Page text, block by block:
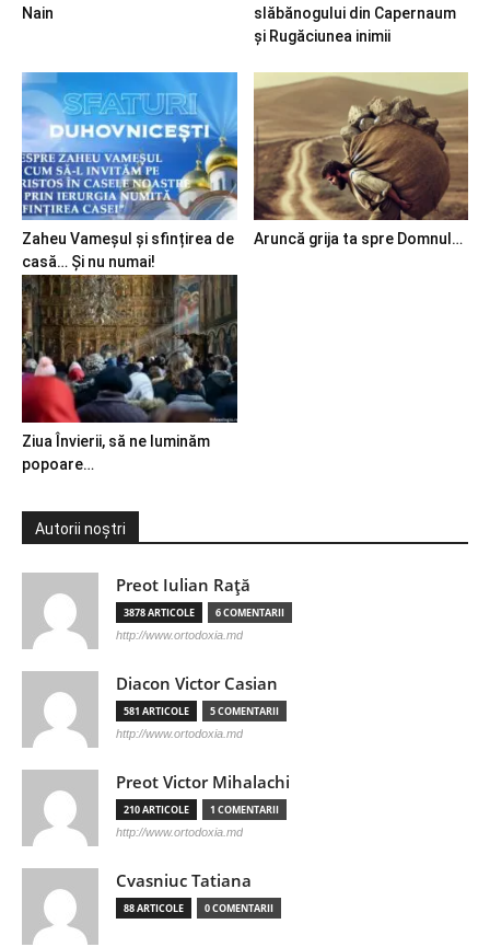
Nain
slăbănogului din Capernaum
și Rugăciunea inimii
Zaheu Vameșul și sfințirea de
casă… Și nu numai!
Aruncă grija ta spre Domnul…
Ziua Învierii, să ne luminăm
popoare…
Autorii noștri
Preot Iulian Raţă
3878 ARTICOLE 6 COMENTARII
http://www.ortodoxia.md
Diacon Victor Casian
581 ARTICOLE 5 COMENTARII
http://www.ortodoxia.md
Preot Victor Mihalachi
210 ARTICOLE 1 COMENTARII
http://www.ortodoxia.md
Cvasniuc Tatiana
88 ARTICOLE 0 COMENTARII